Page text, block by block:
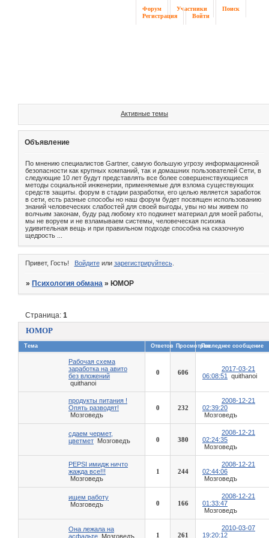
Форум Участники
Поиск
Регистрация
Войти
Активные темы
Объявление
По мнению специалистов Gartner, самую большую угрозу информационной
безопасности как крупных компаний, так и домашних пользователей Сети, в
следующие 10 лет будут представлять все более совершенствующиеся
методы социальной инженерии, применяемые для взлома существующих
средств защиты. форум в стадии разработки, его целью является заработок
в сети, есть разные способы но наш форум будет посвящен использованию
знаний человеческих слабостей для своей выгоды, увы но мы живем по
волчьим законам, буду рад любому кто подкинет материал для моей работы,
мы не воруем и не взламываем системы, человеческая психика
удивительная вещь и при правильном подходе способна на сказочную
щедрость ...
Привет, Гость! Войдитеили зарегистрируйтесь.
» Психология обмана » ЮМОР
ЮМОР
Страница:1
Тема Ответов ПросмотровПоследнее сообщение
Рабочая схема
заработка на авито
без вложений
quithanoi
0 606
2017-03-21
06:08:51
quithanoi
продукты питания !
Опять разводят!
Мозговедъ
0 232
2008-12-21
02:39:20
Мозговедъ
сдаем чермет,
цветмет Мозговедъ 0 380
2008-12-21
02:24:35
Мозговедъ
PEPSI имидж ничто
жажда все!!!
Мозговедъ
1 244
2008-12-21
02:44:06
Мозговедъ
ищем работу
Мозговедъ
0 166
2008-12-21
01:33:47
Мозговедъ
Она лежала на
асфальте Мозговедъ 1 261
2010-03-07
19:20:12